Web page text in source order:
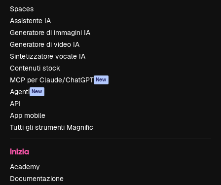
Spaces
Assistente IA
Generatore di immagini IA
Generatore di video IA
Sintetizzatore vocale IA
Contenuti stock
MCP per Claude/ChatGPT New
Agenti New
API
App mobile
Tutti gli strumenti Magnific
Inizia
Academy
Documentazione